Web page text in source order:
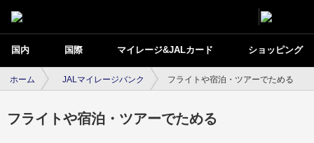
国内 国際 マイレージ&JALカード ショッピング
ホーム JALマイレージバンク フライトや宿泊・ツアーでためる
フライトや宿泊・ツアーでためる